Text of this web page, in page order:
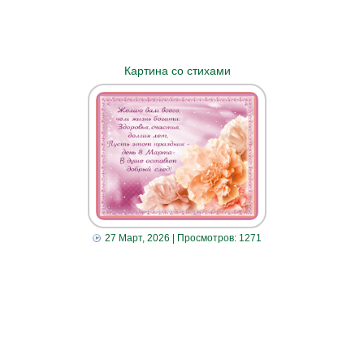
Картина со стихами
27 Март, 2026 | Просмотров: 1271